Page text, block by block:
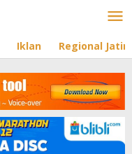
Iklan Regional Jatim